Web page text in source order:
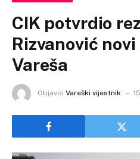
CIK potvrdio
Rizvanović
Vareša
Objavio Vareški vijestnik